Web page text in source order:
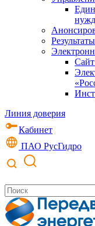
Линия доверия
Кабинет
ПАО РусГидро